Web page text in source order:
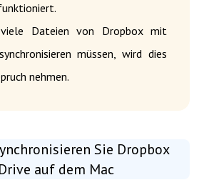
Dateien von Dropbox mit
müssen, wird dies
nehmen.
Sie Dropbox
auf dem Mac